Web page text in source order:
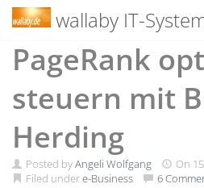
Skip
wallaby IT-
PageRank
steuern mit
Herding
Posted byAngeli Wolfgang On
Filed undere-Business 6